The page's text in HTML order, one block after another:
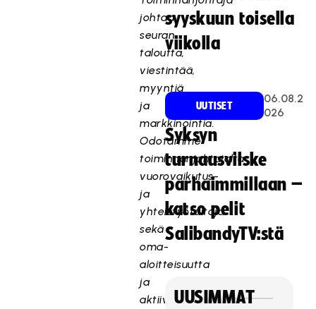
johtaa
seuran
taloutta,
viestintää,
myyntiä
ja
markkinointia.
Odotamme
toiminnanjohtajalta
vuorovaikutus-
ja
yhteistyötaitoja
sekä
oma-
aloitteisuutta
ja
aktiivisuutta.
syyskuun toisella
viikolla
UUTISET
06.08.2
026
Syksyn
turnausvilske
parhaimmillaan –
katso pelit
SalibandyTV:stä
UUSIMMAT